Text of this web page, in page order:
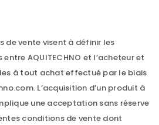
de vente visent à définir les
AQUITECHNO et l’acheteur et
à tout achat effectué par le biais
L’acquisition d’un produit à
une acceptation sans réserve
conditions de vente dont